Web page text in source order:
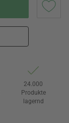
24.000
Produkte
lagernd